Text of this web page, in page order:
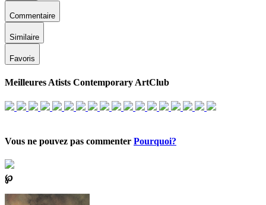
Commentaire
Similaire
Favoris
Meilleures Atists Contemporary ArtClub
Vous ne pouvez pas commenter Pourquoi?
℘